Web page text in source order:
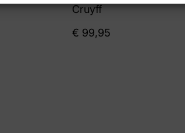
Cruyff
€ 99,95